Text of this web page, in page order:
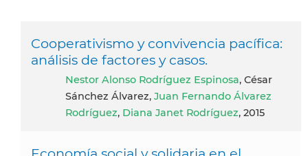
Cooperativismo y convivencia pacífica:
análisis de factores y casos.
Nestor Alonso Rodríguez Espinosa, César
Sánchez Álvarez, Juan Fernando Álvarez
Rodríguez, Diana Janet Rodríguez, 2015